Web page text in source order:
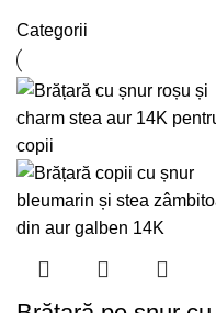
Categorii